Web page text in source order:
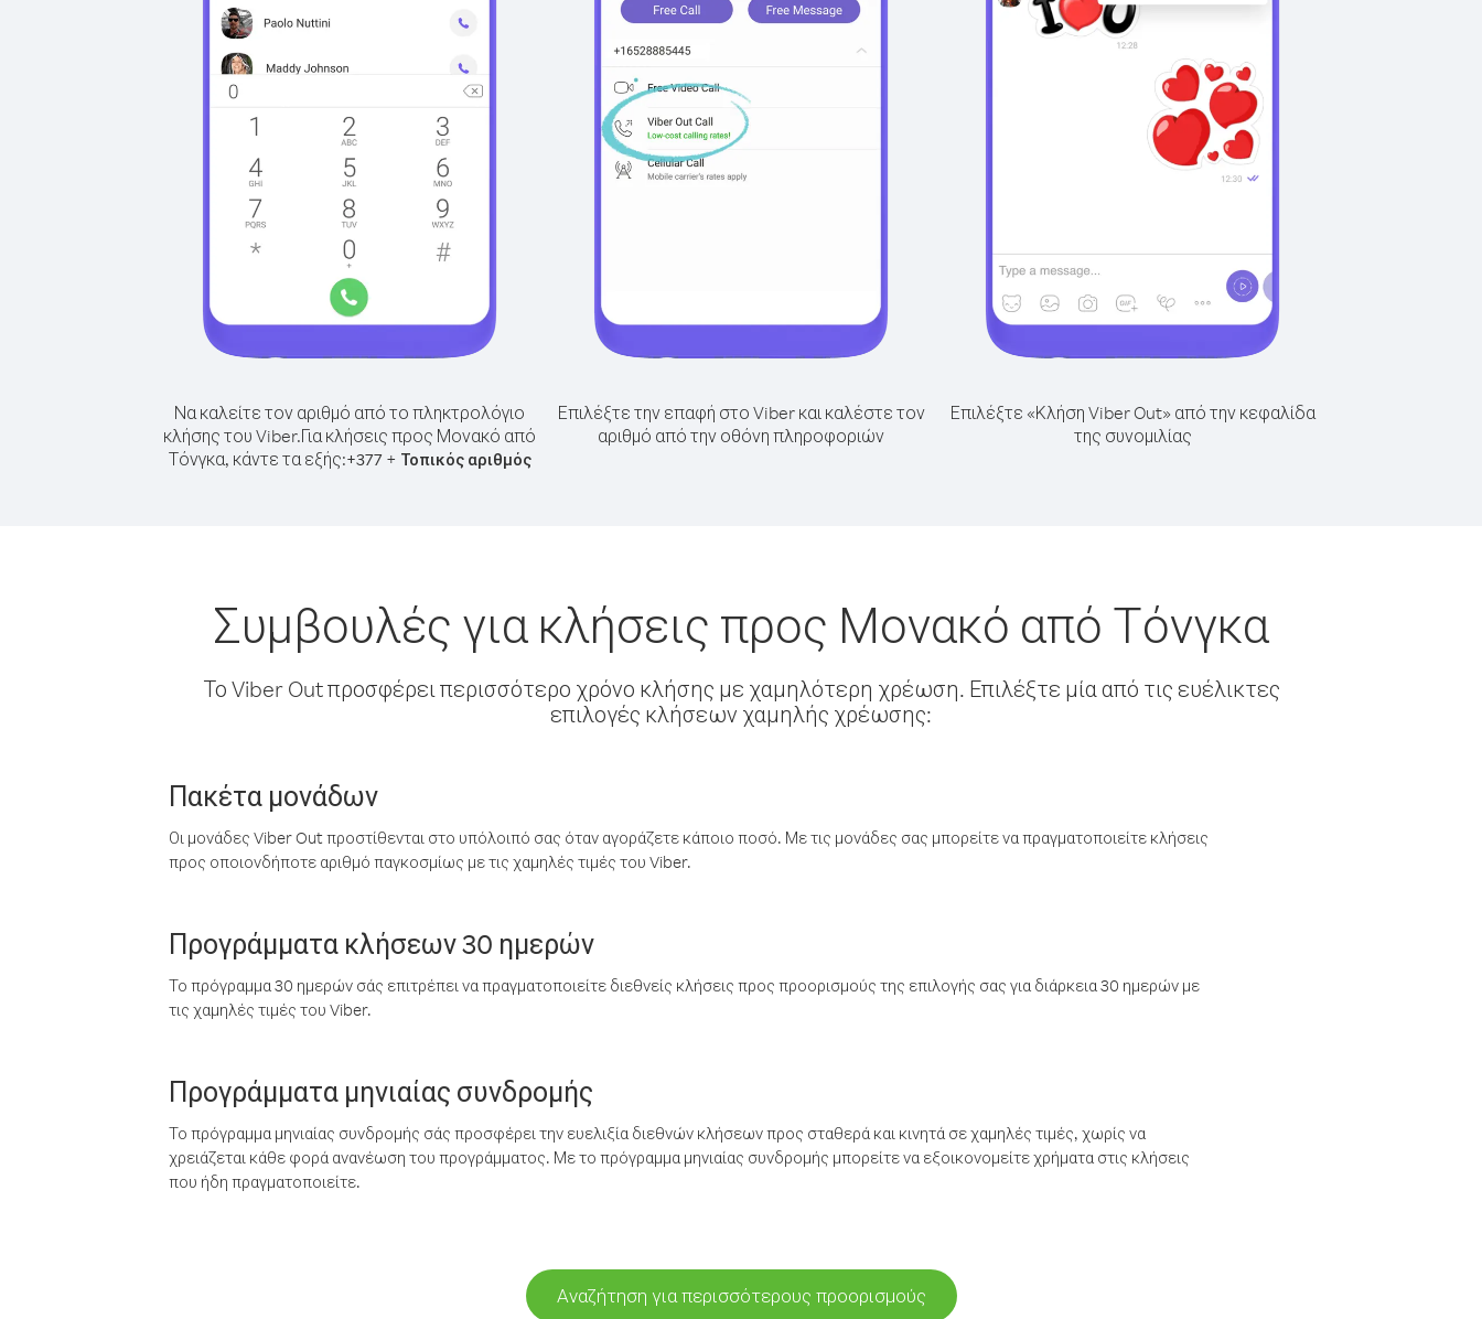
Να καλείτε τον αριθμό από το πληκτρολόγιο
κλήσης του Viber.Για κλήσεις προς Μονακό από
Τόνγκα, κάντε τα εξής:+377+ Τοπικός αριθμός
Επιλέξτε την επαφή στο Viber και καλέστε τον
αριθμό από την οθόνη πληροφοριών
Επιλέξτε «Κλήση Viber Out» από την κεφαλίδα
της συνομιλίας
Συμβουλές για κλήσεις προς Μονακό από Τόνγκα
Το Viber Out προσφέρει περισσότερο χρόνο κλήσης με χαμηλότερη χρέωση. Επιλέξτε μία από τις ευέλικτες
επιλογές κλήσεων χαμηλής χρέωσης:
Πακέτα μονάδων
Οι μονάδες Viber Out προστίθενται στο υπόλοιπό σας όταν αγοράζετε κάποιο ποσό. Με τις μονάδες σας μπορείτε να πραγματοποιείτε κλήσεις
προς οποιονδήποτε αριθμό παγκοσμίως με τις χαμηλές τιμές του Viber.
Προγράμματα κλήσεων 30 ημερών
Το πρόγραμμα 30 ημερών σάς επιτρέπει να πραγματοποιείτε διεθνείς κλήσεις προς προορισμούς της επιλογής σας για διάρκεια 30 ημερών με
τις χαμηλές τιμές του Viber.
Προγράμματα μηνιαίας συνδρομής
Το πρόγραμμα μηνιαίας συνδρομής σάς προσφέρει την ευελιξία διεθνών κλήσεων προς σταθερά και κινητά σε χαμηλές τιμές, χωρίς να
χρειάζεται κάθε φορά ανανέωση του προγράμματος. Με το πρόγραμμα μηνιαίας συνδρομής μπορείτε να εξοικονομείτε χρήματα στις κλήσεις
που ήδη πραγματοποιείτε.
Αναζήτηση για περισσότερους προορισμούς